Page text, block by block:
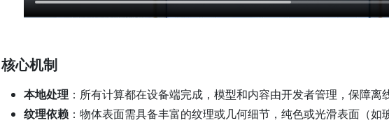
核心机制
本地处理：所有计算都在设备端完成，模型和内容由开发者管理，保障离
纹理依赖：物体表面需具备丰富的纹理或几何细节，纯色或光滑表面（如